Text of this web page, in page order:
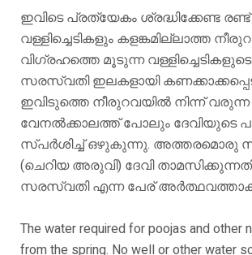
ഇവിടെ പ്രത്യേകം ശ്രദ്ധിക്കേണ്ട
വള്ളിച്ചെടികളും കളങ്കമില്ലാത്ത
വിഗ്രഹത്തെ മൂടുന്ന
സരസ്വതി ഇലകളായി
ഇവിടുത്തെ നീരുറവയിൽ നിന്ന് വരുന്ന
വേനൽക്കാലത്ത് പോലും ദേവിയുടെ
സ്പർശിച്ച് ഒഴുകുന്നു. അത്തരമൊരു
(ചെറിയ അരുവി) ദേവി
സരസ്വതി എന്ന പേര്
The water required for poojas and other
from the spring. No well or other water